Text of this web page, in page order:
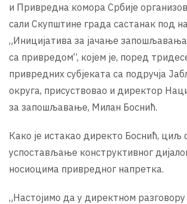
и Привредна комора Србије
сали Скупштине града састанак под
„Иницијатива за јачање
са привредом“, којем је, поред
привредних субјеката са подручја
округа, присуствовао и директор
за запошљавање, Милан Боснић.
Како је истакао директо Боснић, циљ
успостављање конструктивног
носиоцима привредног напретка.
„Настојимо да у директном разговору